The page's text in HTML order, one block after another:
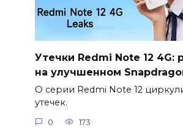
Утечки Redmi Note 12 4G:
на улучшенном
О серии Redmi Note 12
утечек.
0 173